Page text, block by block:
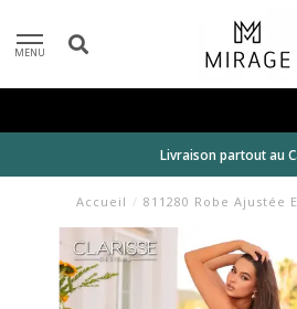
MENU
Livraison partout au
Accueil / 811280 Robe Ajustée